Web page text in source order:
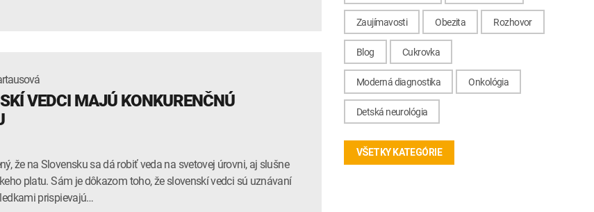
VEDCI MAJÚ KONKURENČNÚ
že na Slovensku sa dá robiť veda na svetovej úrovni, aj slušne
platu. Sám je dôkazom toho, že slovenskí vedci sú uznávaní
prispievajú…
Zaujímavosti Obezita Rozhovor
Blog Cukrovka
Moderná diagnostika Onkológia
Detská neurológia
VŠETKY KATEGÓRIE